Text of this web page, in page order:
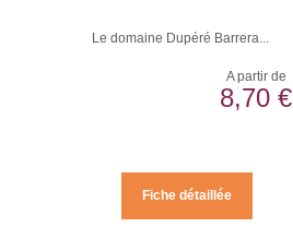
Le domaine Dupéré Barrera...
A partir de
8,70 €
Fiche détaillée